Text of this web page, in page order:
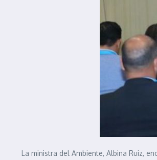
La ministra del Ambiente, Albina Ruiz,